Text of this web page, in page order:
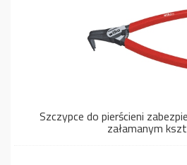
Szczypce do pierścieni
załamanym